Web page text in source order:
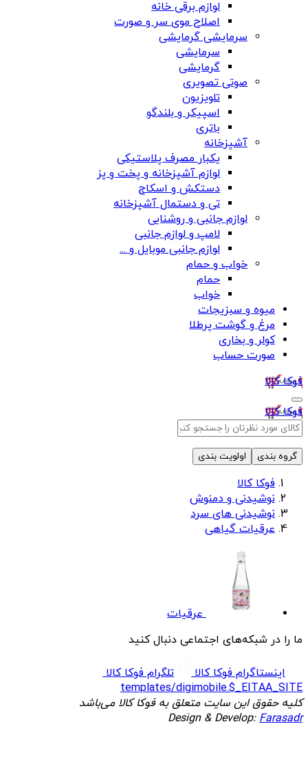
لوازم برقی خانه
اصلاح موی سر و صورت
سرمایشی گرمایشی
سرمایشی
گرمایشی
صوتی تصویری
تلویزیون
اسپیکر و بلندگو
باتری
آشپزخانه
یکبار مصرف پلاستیکی
لوازم آشپزخانه و پخت و پز
دستکش و اسکاج
تی و دستمال آشپزخانه
لوازم جانبی و روشنایی
لامپ و لوازم جانبی
لوازم جانبی موبایل و ...
خواب و حمام
حمام
خواب
میوه و سبزیجات
مرغ و گوشت پرطلا
کولر و بخاری
صورت حساب
فوکا کالا
فوکا کالا
گروه بندی اولویت بندی
فوکا کالا
نوشیدنی و دمنوش
نوشیدنی های سرد
عرقیات گیاهی
عرقیات
ما را در شبکه‌های اجتماعی دنبال کنید
اینستاگرام فوکا کالا
تلگرام فوکا کالا
templates/digimobile.$_EITAA_SITE
کلیه حقوق این سایت متعلق به فوکا کالا می‌باشد
Design & Develop:Farasadr